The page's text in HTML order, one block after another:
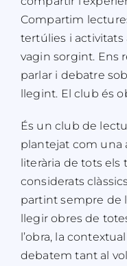
Compartim
tertúlies i
vagin sorgint. Ens
parlar i debatre
llegint. El club és
És un club de
plantejat com una
literària de tots els
considerats
partint sempre de
llegir obres de
l’obra, la
debatem tant al